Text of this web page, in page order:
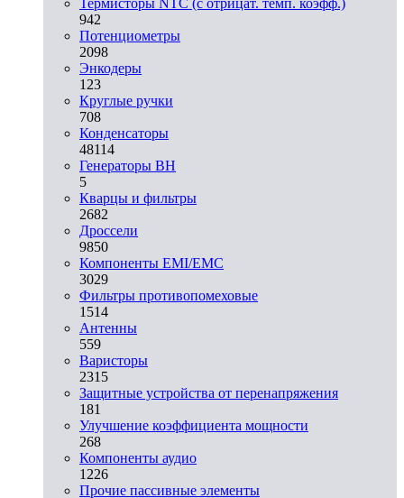
942
Потенциометры
2098
Энкодеры
123
Круглые ручки
708
Конденсаторы
48114
Генераторы ВН
5
Кварцы и фильтры
2682
Дроссели
9850
Компоненты EMI/EMC
3029
Фильтры противопомеховые
1514
Антенны
559
Варисторы
2315
Защитные устройства от перенапряжения
181
Улучшение коэффициента мощности
268
Компоненты аудио
1226
Прочие пассивные элементы